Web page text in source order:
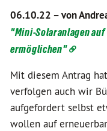
06.10.22 –von
"Mini-Solaranlagen
ermöglichen"
Mit diesem Antrag
verfolgen auch wir
aufgefordert selbst
wollen auf